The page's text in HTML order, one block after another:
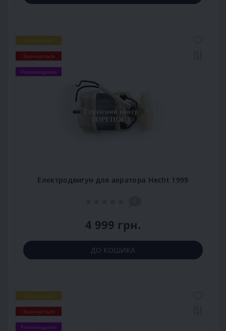
Популярний
Закінчується
Рекомендуємо
Електродвигун для аератора Hecht 1999
4 999 грн.
ДО КОШИКА
Популярний
Закінчується
Рекомендуємо